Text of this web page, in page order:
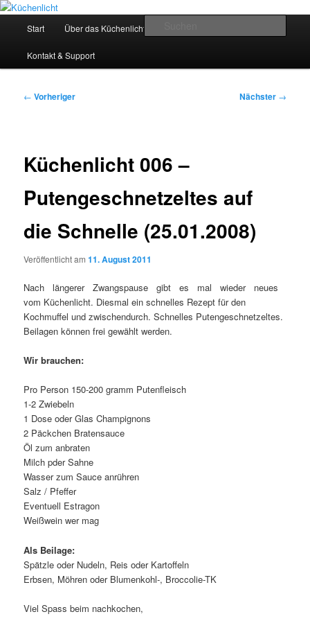
Zum
springenKüchenlicht
Der Mitkochpodcast
Start Über das Küchenlicht
Kontakt & Support
Beitragsnavigation
← Vorheriger Nächster →
Küchenlicht 006 –
Putengeschnetzeltes auf
die Schnelle (25.01.2008)
Veröffentlicht am11. August 2011
Nach längerer Zwangspause gibt es mal wieder neues
vom Küchenlicht. Diesmal ein schnelles Rezept für den
Kochmuffel und zwischendurch. Schnelles Putengeschnetzeltes.
Beilagen können frei gewählt werden.
Wir brauchen:
Pro Person 150-200 gramm Putenfleisch
1-2 Zwiebeln
1 Dose oder Glas Champignons
2 Päckchen Bratensauce
Öl zum anbraten
Milch pder Sahne
Wasser zum Sauce anrühren
Salz / Pfeffer
Eventuell Estragon
Weißwein wer mag
Als Beilage:
Spätzle oder Nudeln, Reis oder Kartoffeln
Erbsen, Möhren oder Blumenkohl-, Broccolie-TK
Viel Spass beim nachkochen,